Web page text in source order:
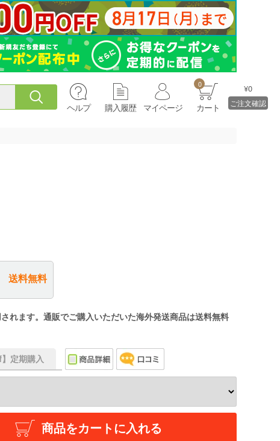
ヘルプ 購入履歴 マイページ
0
カート
¥0
ご注文確認
送料無料
れます。通販でご購入いただいた海外発送商品は送料無料
】定期購入
商品をカートに入れる